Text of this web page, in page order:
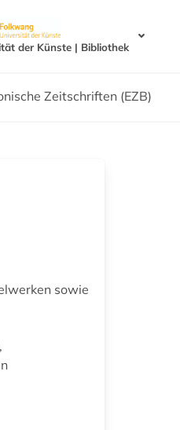
der Künste | Bibliothek
Zeitschriften (EZB)
sowie